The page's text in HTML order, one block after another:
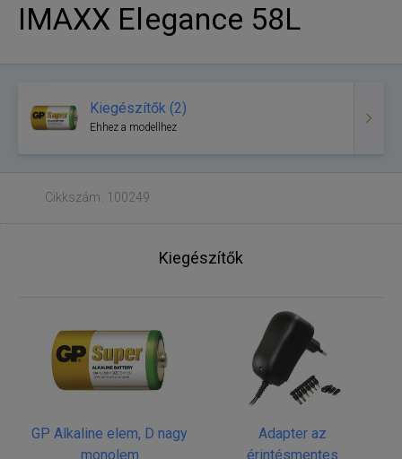
IMAXX Elegance 58L
Kiegészítők (2)
Ehhez a modellhez
Cikkszám: 100249
Kiegészítők
GP Alkaline elem, D nagy
monolem
Adapter az
érintésmentes